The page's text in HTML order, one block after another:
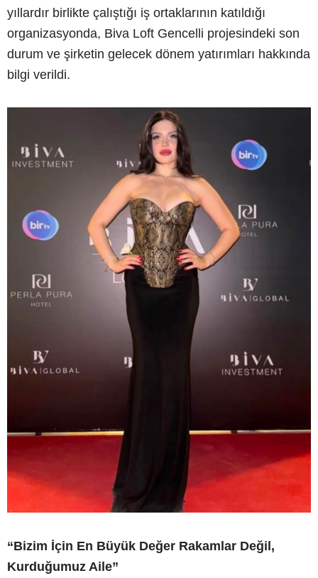
yıllardır birlikte çalıştığı iş ortaklarının katıldığı
organizasyonda, Biva Loft Gencelli projesindeki son
durum ve şirketin gelecek dönem yatırımları hakkında
bilgi verildi.
“Bizim İçin En Büyük Değer Rakamlar Değil,
Kurduğumuz Aile”